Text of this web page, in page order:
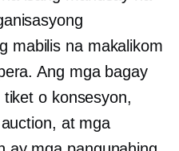
mabilis na makalikom
Ang mga bagay
o konsesyon,
at mga